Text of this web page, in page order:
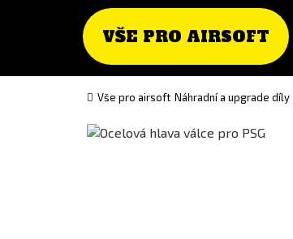
VŠE PRO AIRSOFT
Vše pro airsoft Náhradní a upgrade díly